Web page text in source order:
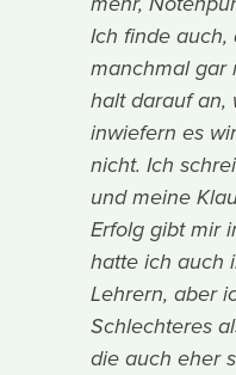
Ich finde auch,
manchmal gar
halt darauf an,
inwiefern es
nicht. Ich
und meine
Erfolg gibt mir
hatte ich auch
Lehrern, aber
Schlechteres
die auch eher